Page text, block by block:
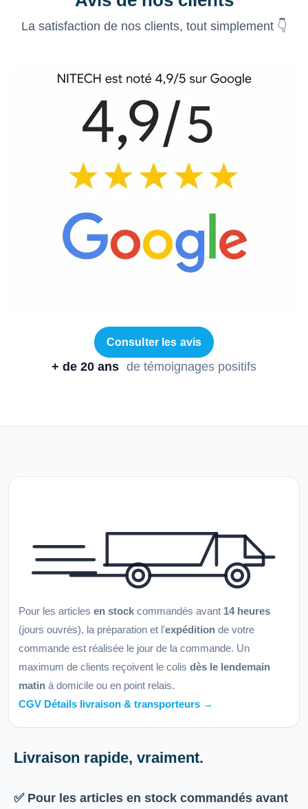
La satisfaction de nos clients, tout simplement 👇
Consulter les avis
+ de 20 ans de témoignages positifs
Pour les articles en stock commandés avant 14 heures
(jours ouvrés), la préparation et l'expédition de votre
commande est réalisée le jour de la commande. Un
maximum de clients reçoivent le colis dès le lendemain
matin à domicile ou en point relais.
CGV Détails livraison & transporteurs →
Livraison rapide, vraiment.
✅ Pour les articles en stock commandés avant